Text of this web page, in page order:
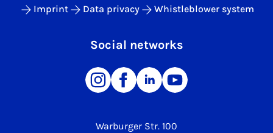
Warburger Str. 100
Imprint Data privacy Whistleblower system
Social networks